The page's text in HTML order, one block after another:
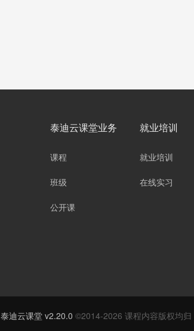
泰迪云课堂业务
课程
班级
公开课
就业培训
就业培训
在线实习
泰迪云课堂 v2.20.0 ©2014-2026 课程内容版权均归